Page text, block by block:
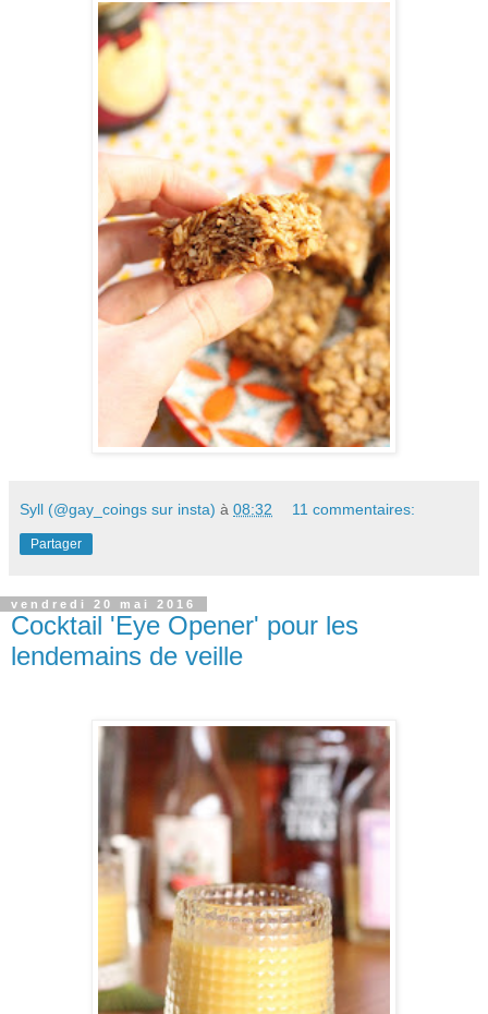
Syll (@gay_coings sur insta) à 08:32 11 commentaires:
Partager
vendredi 20 mai 2016
Cocktail 'Eye Opener' pour les
lendemains de veille